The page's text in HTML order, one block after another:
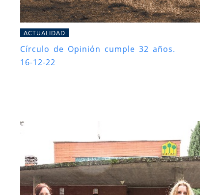
ACTUALIDAD
Círculo de Opinión cumple 32 años.
16-12-22